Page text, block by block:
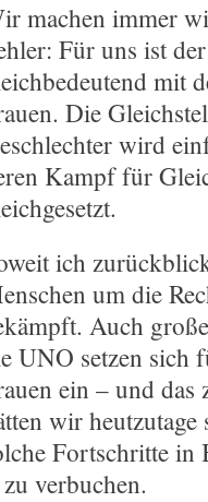
machen immer
Für uns ist
mit
Die
wird
Kampf für
ich
um die
Auch
UNO setzen sich
ein – und das
wir
Fortschritte in
verbuchen.